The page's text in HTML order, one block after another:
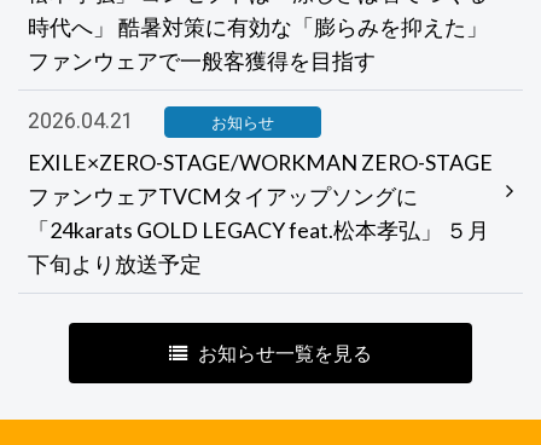
時代へ」 酷暑対策に有効な「膨らみを抑えた」
ファンウェアで一般客獲得を目指す
2026.04.21 お知らせ
EXILE×ZERO-STAGE/WORKMAN ZERO-STAGE
ファンウェアTVCMタイアップソングに
「24karats GOLD LEGACY feat.松本孝弘」 ５月
下旬より放送予定
お知らせ一覧を見る